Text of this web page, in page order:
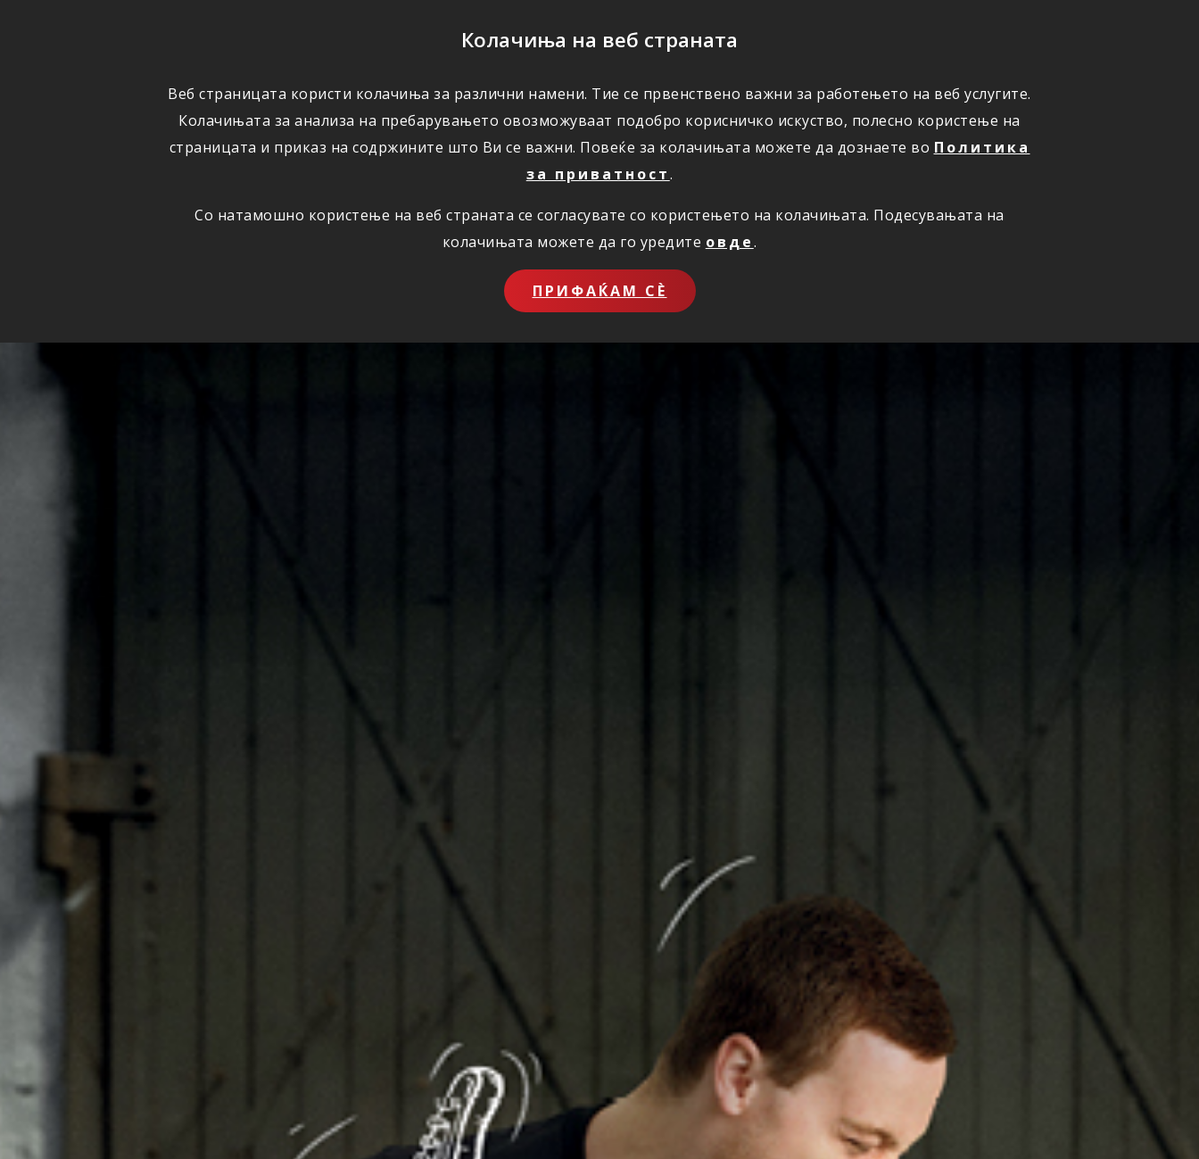
Колачиња на веб страната
Веб страницата користи колачиња за различни намени. Тие се првенствено важни за работењето на веб услугите.
Колачињата за анализа на пребарувањето овозможуваат подобро корисничко искуство, полесно користење на
страницата и приказ на содржините што Ви се важни. Повеќе за колачињата можете да дознаете во Политика
за приватност.
Со натамошно користење на веб страната се согласувате со користењето на колачињата. Подесувањата на
колачињата можете да го уредите овде.
ПРИФАЌАМ СЀ
ОСИГУРУВАЊЕ ШТЕТИ ПОВОЛНОСТИ КОРИСНО ЗА НАС ОНЛАЈН ПРИЈАВИ ШТЕТА